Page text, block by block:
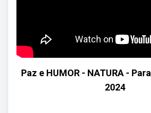
Paz e HUMOR - NATURA -
2024